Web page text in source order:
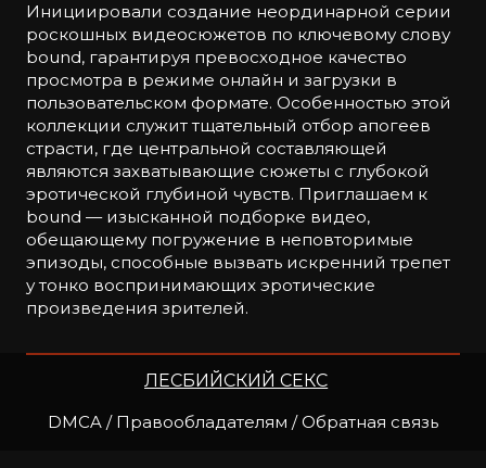
Инициировали создание неординарной серии
роскошных видеосюжетов по ключевому слову
bound, гарантируя превосходное качество
просмотра в режиме онлайн и загрузки в
пользовательском формате. Особенностью этой
коллекции служит тщательный отбор апогеев
страсти, где центральной составляющей
являются захватывающие сюжеты с глубокой
эротической глубиной чувств. Приглашаем к
bound — изысканной подборке видео,
обещающему погружение в неповторимые
эпизоды, способные вызвать искренний трепет
у тонко воспринимающих эротические
произведения зрителей.
ЛЕСБИЙСКИЙ СЕКС
DMCA / Правообладателям / Обратная связь